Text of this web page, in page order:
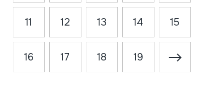
11 12 13 14 15
16 17 18 19